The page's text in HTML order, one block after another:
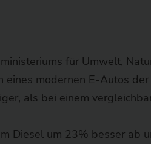
für Umwelt,
eines modernen E-Autos
als bei einem
Diesel um 23% besser ab